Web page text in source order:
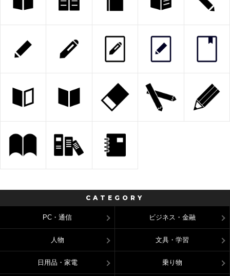
CATEGORY
PC・通信 ビジネス・金融
人物 文具・学習
日用品・家電 乗り物